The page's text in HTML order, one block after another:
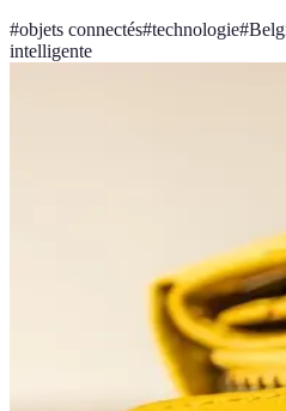
#objets connectés#technologie#
intelligente